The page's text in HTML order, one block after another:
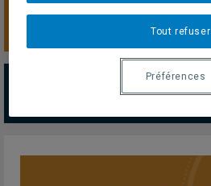
SOUTENIR LA CHAIRE
PARTENAIRES MAJEURS
Tout refuser
Préférences